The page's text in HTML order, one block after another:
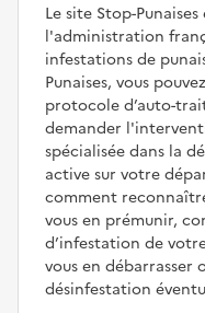
Le site Stop-
l'administration
infestations de
Punaises, vous
protocole d’auto-
demander
spécialisée dans la
active sur votre
comment
vous en prémunir,
d’infestation de
vous en débarrasser
désinfestation